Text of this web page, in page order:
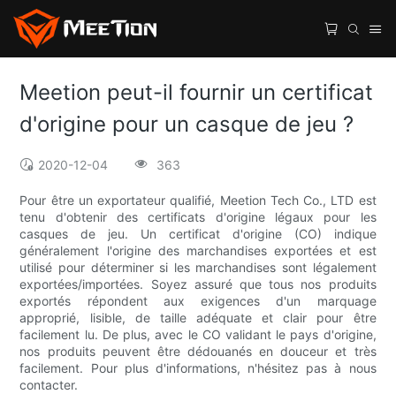
Meetion peut-il fournir un certificat
d'origine pour un casque de jeu ?
2020-12-04 363
Pour être un exportateur qualifié, Meetion Tech Co., LTD est
tenu d'obtenir des certificats d'origine légaux pour les
casques de jeu. Un certificat d'origine (CO) indique
généralement l'origine des marchandises exportées et est
utilisé pour déterminer si les marchandises sont légalement
exportées/importées. Soyez assuré que tous nos produits
exportés répondent aux exigences d'un marquage
approprié, lisible, de taille adéquate et clair pour être
facilement lu. De plus, avec le CO validant le pays d'origine,
nos produits peuvent être dédouanés en douceur et très
facilement. Pour plus d'informations, n'hésitez pas à nous
contacter.